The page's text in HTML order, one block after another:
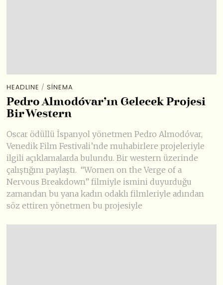
HEADLINE / SINEMA
Pedro Almodóvar’ın Gelecek Projesi
Bir Western
Oscar ödüllü İspanyol yönetmen Pedro Almodóvar,
Venedik Film Festivali’nde muhabirlere projeleriyle
ilgili açıklamalarda bulundu. Bir western üzerinde
çalıştığını paylaştı. “Women on the Verge of a
Nervous Breakdown” filmiyle ismini duyurduğu
zamandan bu yana kadın odaklı filmleriyle adından
söz ettiren yönetmen bu projesiyle